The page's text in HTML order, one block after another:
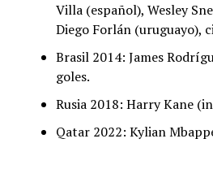
Villa (español), Wesley
Diego Forlán (uruguayo),
Brasil 2014: James
goles.
Rusia 2018: Harry Kane
Qatar 2022: Kylian